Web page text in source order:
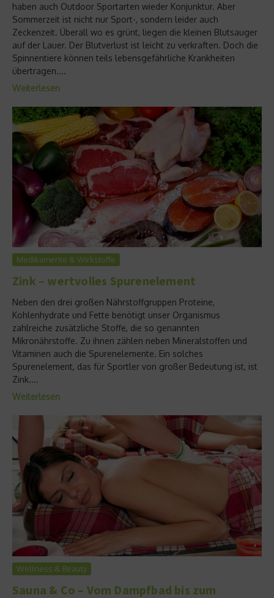
haben auch Outdoor Sportarten wieder Konjunktur. Aber
Sommerzeit ist nicht nur Sport-, sondern leider auch
Zeckenzeit. Überall wo es grünt, liegen die kleinen Blutsauger
auf der Lauer. Der Blutverlust ist leicht zu verkraften. Doch die
Spinnentiere können teils lebensgefährliche Krankheiten
übertragen....
Weiterlesen
Medikamente & Wirkstoffe
Zink – wertvolles Spurenelement
Neben den drei großen Nährstoffgruppen Proteine,
Kohlenhydrate und Fette benötigt unser Organismus
zahlreiche zusätzliche Stoffe, die so genannten
Mikronährstoffe. Zu ihnen zählen neben Mineralstoffen und
Vitaminen auch die Spurenelemente. Ein solches
Spurenelement, das für Sportler von großer Bedeutung ist, ist
Zink....
Weiterlesen
Wellness & Beauty
Sauna & Co – Vom Dampfbad bis zum